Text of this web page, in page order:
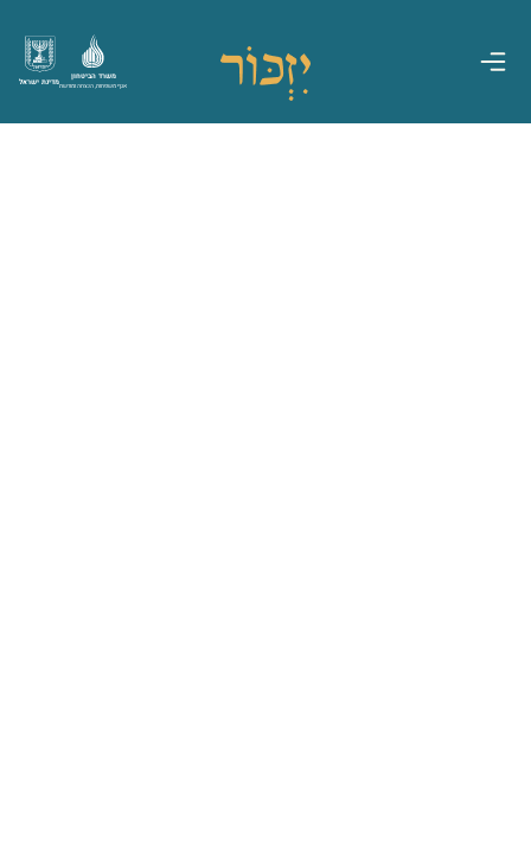
מדינת ישראל
משרד הביטחון
אגף משפחות, הנצחה ומורשת